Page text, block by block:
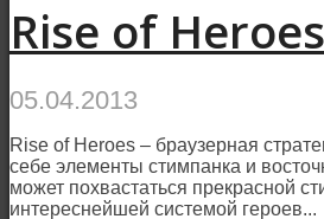
Rise of Heroes
05.04.2013
Rise of Heroes – браузерная
себе элементы стимпанка и
может похвастаться прекрасной
интереснейшей системой героев...